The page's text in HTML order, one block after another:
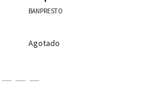
BANPRESTO
Agotado